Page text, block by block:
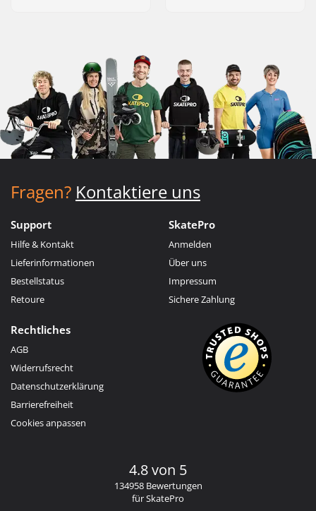
Fragen? Kontaktiere uns
Support
Hilfe & Kontakt
Lieferinformationen
Bestellstatus
Retoure
SkatePro
Anmelden
Über uns
Impressum
Sichere Zahlung
Rechtliches
AGB
Widerrufsrecht
Datenschutzerklärung
Barrierefreiheit
Cookies anpassen
4.8 von 5
134958 Bewertungen
für SkatePro